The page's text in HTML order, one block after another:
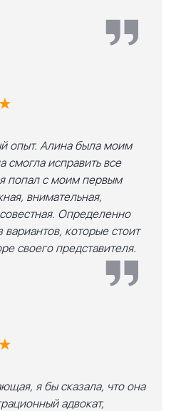
опыт. Алина была моим
смогла исправить все
попал с моим первым
внимательная,
Определенно
которые стоит
своего представителя.
я бы сказала, что она
адвокат,